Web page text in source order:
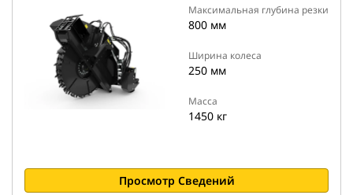
Максимальная глубина резки
800 мм
Ширина колеса
250 мм
Масса
1450 кг
Просмотр Сведений